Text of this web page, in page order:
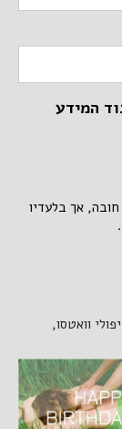
המידע
אך בלעדיו
וואטסו,